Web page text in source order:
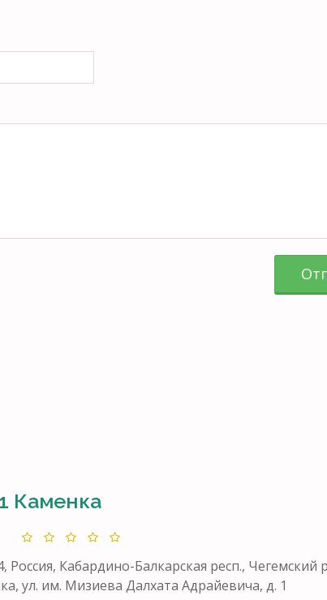
Каменка
Россия, Кабардино-Балкарская респ., Чегемский
ул. им. Мизиева Далхата Адрайевича, д. 1